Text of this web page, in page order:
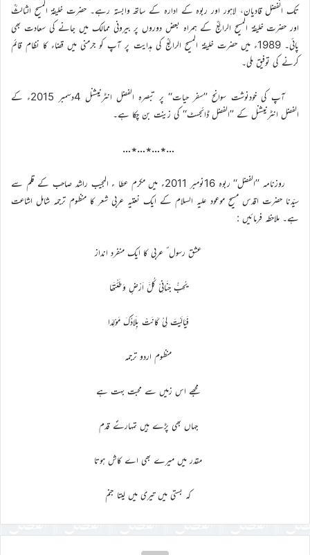
تک الفضل قادیان، لاہور اور ربوہ کے ادارہ کے ساتھ وابستہ رہے۔ حضرت خلیفۃ المسیح الثالثؒ
اور حضرت خلیفۃ المسیح الرابعؒ کے ہمراہ بعض دوروں پر بیرونی ممالک میں جانے کی سعادت بھی
پائی۔ 1989ء میں حضرت خلیفۃ المسیح الرابعؒ کی ہدایت پر آپ کو جرمنی میں قضاء کا نظام قائم
کرنے کی توفیق ملی۔
آپ کی خودنوشت سوانح ’’سفر حیات‘‘ پر تبصرہ الفضل انٹرنیشنل 4دسمبر 2015ء کے
الفضل انٹرنیشنل کے ’’الفضل ڈائجسٹ‘‘ کی زینت بن چکا ہے۔
…٭…٭…٭…
روزنامہ ’’الفضل‘‘ ربوہ 16نومبر 2011ء میں مکرم عطا ء المجیب راشد صاحب کے قلم سے
سیّدنا حضرت اقدس مسیح موعود علیہ السلام کے ایک نعتیہ عربی شعر کا منظوم ترجمہ شامل اشاعت
ہے۔ ملاحظہ فرمائیں :
عشق رسول ؐ عربی کا ایک منفرد انداز
یُحِبُّ جَنَانِیْ کُلَّ اَرْضٍ وَطَئْتَھَا
فَیَالَیْتَ لِیْ کَانَتْ بِلَادُکَ مَوْلِدَا
منظوم اردو ترجمہ
مجھے اس زمیں سے محبت بہت ہے
جہاں بھی پڑے ہیں تمہارےؐ قدم
مقدر میں میرے بھی اے کاش ہوتا
کہ بستی میں تیری میں لیتا جنم